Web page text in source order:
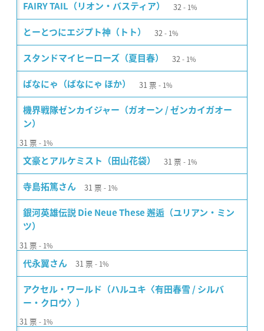
FAIRY TAIL（リオン・バスティア） 32 1%
とーとつにエジプト神（トト） 32 1%
スタンドマイヒーローズ（夏目春） 32 1%
ばなにゃ（ばなにゃ ほか） 31 票 1%
機界戦隊ゼンカイジャー（ガオーン / ゼンカイガオー
ン）
31 票 1%
文豪とアルケミスト（田山花袋） 31 票 1%
寺島拓篤さん 31 票 1%
銀河英雄伝説 Die Neue These 邂逅（ユリアン・ミン
ツ）
31 票 1%
代永翼さん 31 票 1%
アクセル・ワールド（ハルユキ〈有田春雪 / シルバ
ー・クロウ〉）
31 票 1%